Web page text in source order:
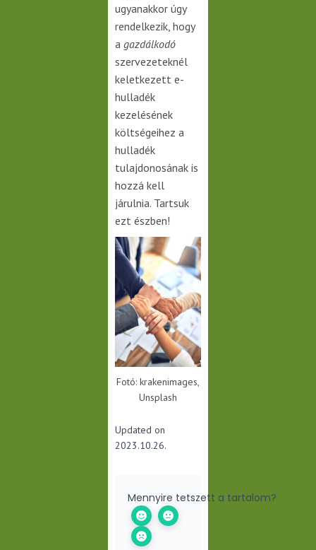
ugyanakkor úgy
rendelkezik, hogy
a gazdálkodó
szervezeteknél
keletkezett e-
hulladék
kezelésének
költségeihez a
hulladék
tulajdonosának is
hozzá kell
járulnia. Tartsuk
ezt észben!
Fotó: krakenimages,
Unsplash
Updated on
2023.10.26.
Mennyire tetszett a tartalom?